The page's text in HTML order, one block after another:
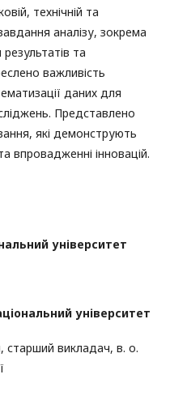
технічній та
аналізу, зокрема
та
важливість
даних для
Представлено
які демонструють
впровадженні інновацій.
університет
університет
старший викладач, в. о.